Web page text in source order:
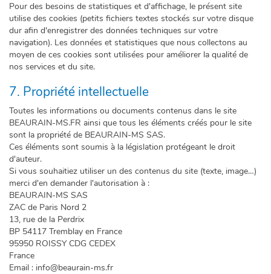
Pour des besoins de statistiques et d'affichage, le présent site
utilise des cookies (petits fichiers textes stockés sur votre disque
dur afin d'enregistrer des données techniques sur votre
navigation). Les données et statistiques que nous collectons au
moyen de ces cookies sont utilisées pour améliorer la qualité de
nos services et du site.
7. Propriété intellectuelle
Toutes les informations ou documents contenus dans le site
BEAURAIN-MS.FR ainsi que tous les éléments créés pour le site
sont la propriété de BEAURAIN-MS SAS.
Ces éléments sont soumis à la législation protégeant le droit
d'auteur.
Si vous souhaitiez utiliser un des contenus du site (texte, image…)
merci d'en demander l'autorisation à :
BEAURAIN-MS SAS
ZAC de Paris Nord 2
13, rue de la Perdrix
BP 54117 Tremblay en France
95950 ROISSY CDG CEDEX
France
Email : info@beaurain-ms.fr